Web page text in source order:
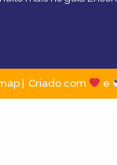
Criado com e